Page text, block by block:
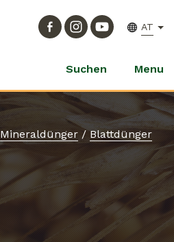
AT
Suchen Menu
Mineraldünger /Blattdünger